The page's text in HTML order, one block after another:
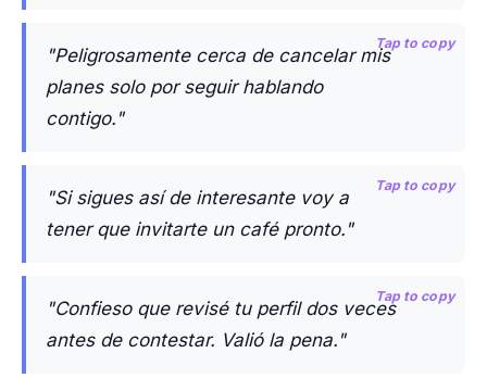
"Peligrosamente cerca de cancelar mis
planes solo por seguir hablando
contigo."
Tap to copy
"Si sigues así de interesante voy a
tener que invitarte un café pronto."
Tap to copy
"Confieso que revisé tu perfil dos veces
antes de contestar. Valió la pena."
Tap to copy